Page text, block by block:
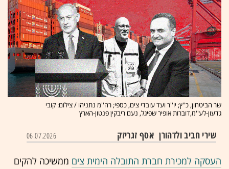
שר הביטחון, כ''ץ; יו''ר ועד עובדי צים, כספי; רה''מ נתניהו / צילום: קובי
גדעון-לע''מ,דוברות אופיר שפיגל, נעם ריבקין פנטון-הארץ
שירי חביב ולדהורן אסף זגריזק 06.07.2026
העסקה למכירת חברת התובלה הימית צים ממשיכה להקים